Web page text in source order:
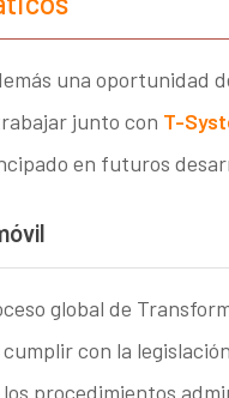
una oportunidad
junto con T-
en futuros
global de
con la
procedimientos